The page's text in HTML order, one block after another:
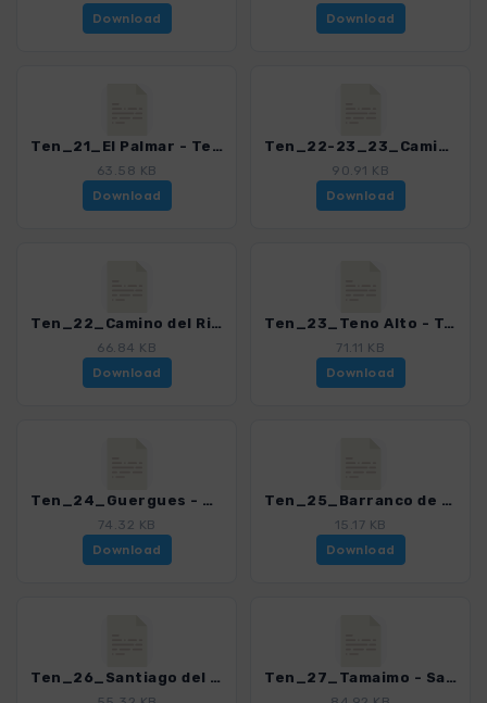
Download
Download
Ten_21_El Palmar - Teno Alto_4016_15.gpx
63.58 KB
Download
Ten_22-23_23_Camino del Risco - Teno Alto - Teno Bajo_4016_15.gpx
90.91 KB
Download
Ten_22_Camino del Risco_4016_15.gpx
66.84 KB
Download
Ten_23_Teno Alto - Teno Bajo_4016_15.gpx
71.11 KB
Download
Ten_24_Guergues - Vista Playa de Masca_4016_15.gpx
74.32 KB
Download
Ten_25_Barranco de Masca_4016_15.gpx
15.17 KB
Download
Ten_26_Santiago del Teide - Masca_4016_15.gpx Ten_27_Tamaimo - Santiago del Teide_4016_15.gpx